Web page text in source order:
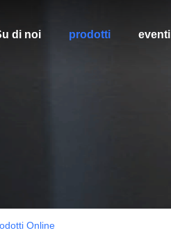
di noi prodotti eventi
Online